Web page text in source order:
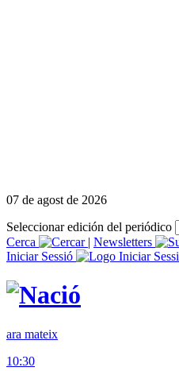
07 de agost de 2026
Seleccionar edición del periódico
Cerca
| Newsletters
Iniciar Sessió
ara mateix
10:30